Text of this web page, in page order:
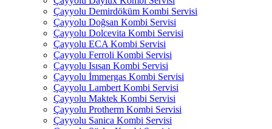
Çayyolu Demirdöküm Kombi Servisi
Çayyolu Doğsan Kombi Servisi
Çayyolu Dolcevita Kombi Servisi
Çayyolu ECA Kombi Servisi
Çayyolu Ferroli Kombi Servisi
Çayyolu Isısan Kombi Servisi
Çayyolu İmmergas Kombi Servisi
Çayyolu Lambert Kombi Servisi
Çayyolu Maktek Kombi Servisi
Çayyolu Protherm Kombi Servisi
Çayyolu Sanica Kombi Servisi